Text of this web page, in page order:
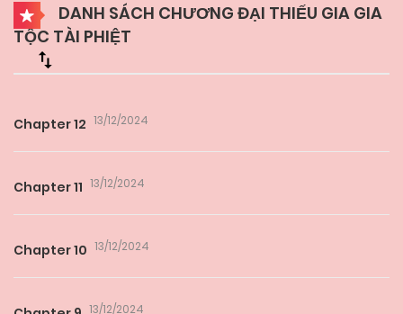
DANH SÁCH CHƯƠNG ĐẠI THIẾU GIA GIA
TỘC TÀI PHIỆT
Chapter 12 13/12/2024
Chapter 11 13/12/2024
Chapter 10 13/12/2024
13/12/2024